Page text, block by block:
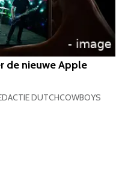
de nieuwe Apple
DUTCHCOWBOYS